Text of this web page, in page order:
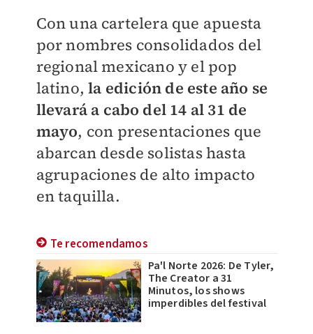
Con una cartelera que apuesta
por nombres consolidados del
regional mexicano y el pop
latino,la edición de este año se
llevará a cabo del 14 al 31 de
mayo, con presentaciones que
abarcan desde solistas hasta
agrupaciones de alto impacto
en taquilla.
Te recomendamos
Pa'l Norte 2026: De Tyler,
The Creator a 31
Minutos, los shows
imperdibles del festival